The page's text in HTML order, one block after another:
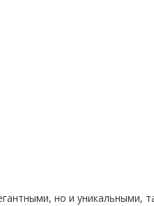
но и